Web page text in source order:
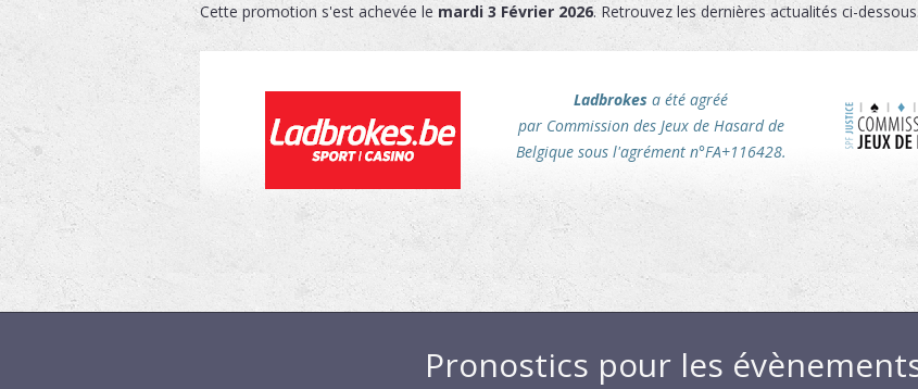
Cette promotion s'est achevée le mardi 3 Février 2026. Retrouvez les dernières actualités ci-dessous.
Ladbrokes a été agréé
par Commission des Jeux de Hasard de
Belgique sous l'agrément n°FA+116428.
Pronostics pour les